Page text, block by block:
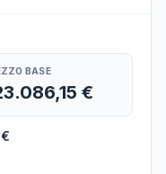
BASE
€